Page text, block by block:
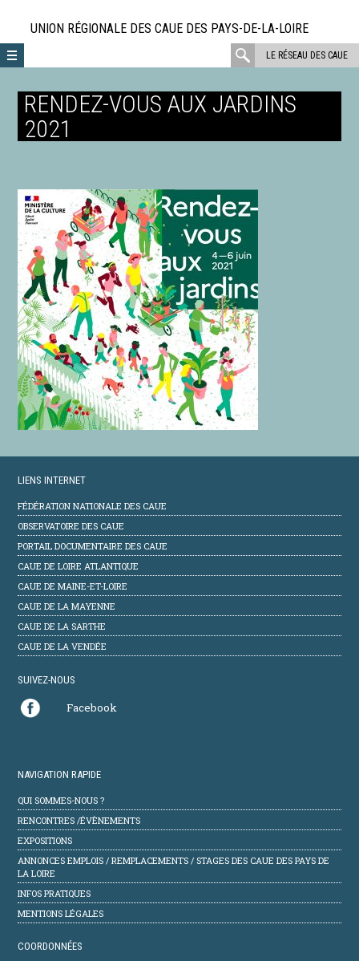
directement
au
contenu
UNION RÉGIONALE DES CAUE DES PAYS-DE-LA-LOIRE
LE RÉSEAU DES CAUE
rechercher
:
RENDEZ-VOUS AUX JARDINS
2021
LIENS INTERNET
FÉDÉRATION NATIONALE DES CAUE
OBSERVATOIRE DES CAUE
PORTAIL DOCUMENTAIRE DES CAUE
CAUE DE LOIRE ATLANTIQUE
CAUE DE MAINE-ET-LOIRE
CAUE DE LA MAYENNE
CAUE DE LA SARTHE
CAUE DE LA VENDÉE
SUIVEZ-NOUS
Facebook
NAVIGATION RAPIDE
QUI SOMMES-NOUS ?
RENCONTRES /ÉVÈNEMENTS
EXPOSITIONS
ANNONCES EMPLOIS / REMPLACEMENTS / STAGES DES CAUE DES PAYS DE
LA LOIRE
INFOS PRATIQUES
MENTIONS LÉGALES
COORDONNÉES